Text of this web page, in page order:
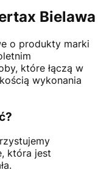
Bielawa
o produkty marki
które łączą w
wykonania
która jest